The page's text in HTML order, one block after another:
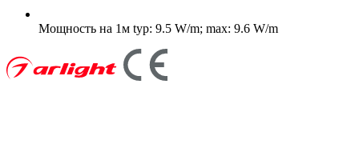
Мощность на 1м typ: 9.5 W/m; max: 9.6 W/m